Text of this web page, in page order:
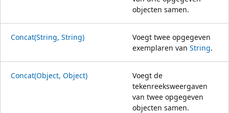
objecten samen.
Concat(String, String)
Voegt twee opgegeven
exemplaren van String.
Concat(Object, Object)
Voegt de
tekenreeksweergaven
van twee opgegeven
objecten samen.